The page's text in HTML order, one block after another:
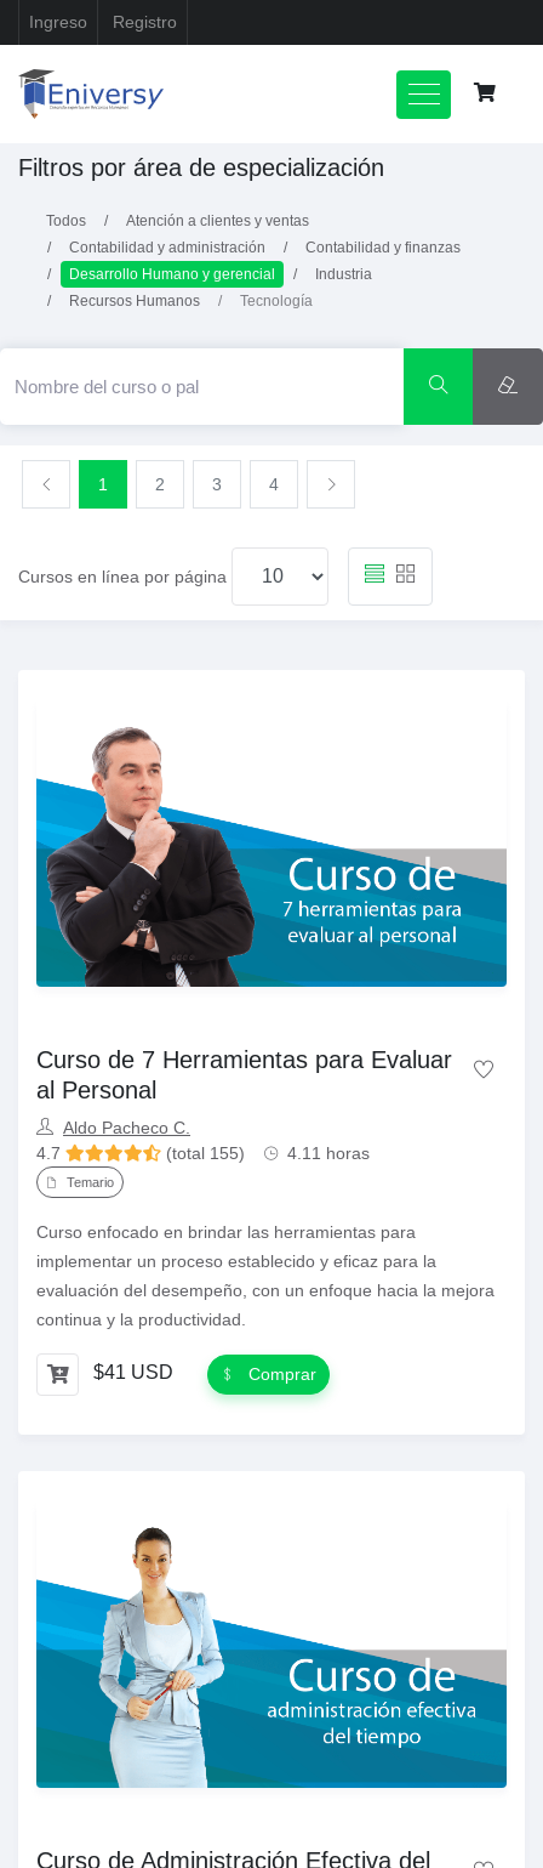
Ingreso Registro
Filtros por área de especialización
Todos
Atención a clientes y ventas
Contabilidad y administración
Contabilidad y finanzas
Desarrollo Humano y gerencial
Industria
Recursos Humanos
Tecnología
1 2 3 4
Cursos en línea por página
Curso de 7 Herramientas para Evaluar
al Personal
Aldo Pacheco C.
4.7
(total 155) 4.11 horas
Temario
Curso enfocado en brindar las herramientas para
implementar un proceso establecido y eficaz para la
evaluación del desempeño, con un enfoque hacia la mejora
continua y la productividad.
$41 USD Comprar
Curso de Administración Efectiva del